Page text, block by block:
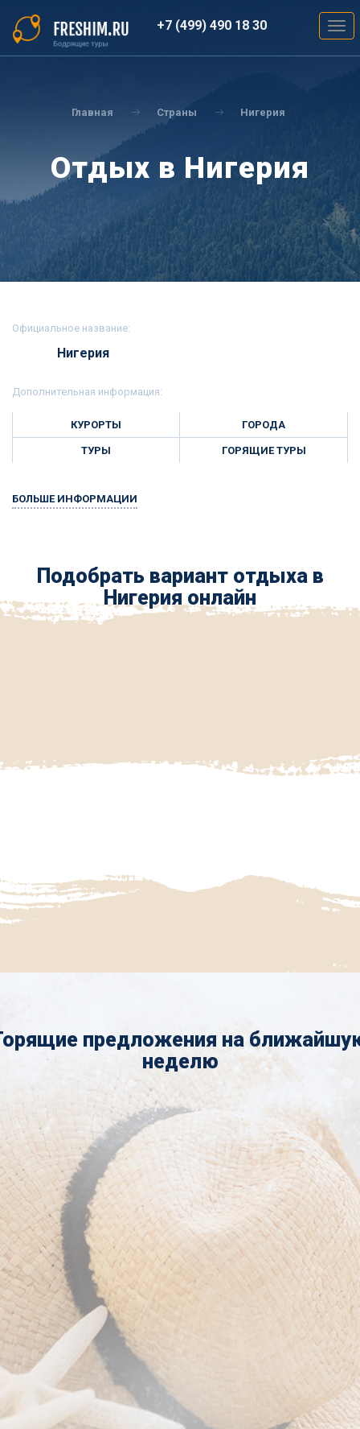
основному
содержанию
+7 (499) 490 18 30
Главная Страны Нигерия
Отдых в Нигерия
Официальное название:
Нигерия
Дополнительная информация:
КУРОРТЫ ГОРОДА
ТУРЫ ГОРЯЩИЕ ТУРЫ
БОЛЬШЕ ИНФОРМАЦИИ
Подобрать вариант отдыха в
Нигерия онлайн
предложения на
неделю